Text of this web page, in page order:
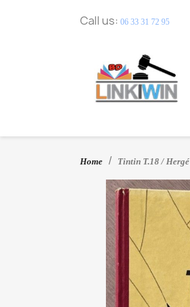
Call us: 06 33 31 72 95
Home Tintin T.18 /